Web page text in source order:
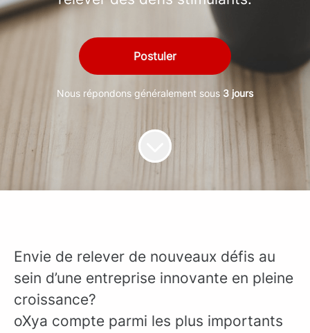
Postuler
Nous répondons généralement sous 3 jours
Envie de relever de nouveaux défis au
sein d’une entreprise innovante en pleine
croissance?
oXya compte parmi les plus importants